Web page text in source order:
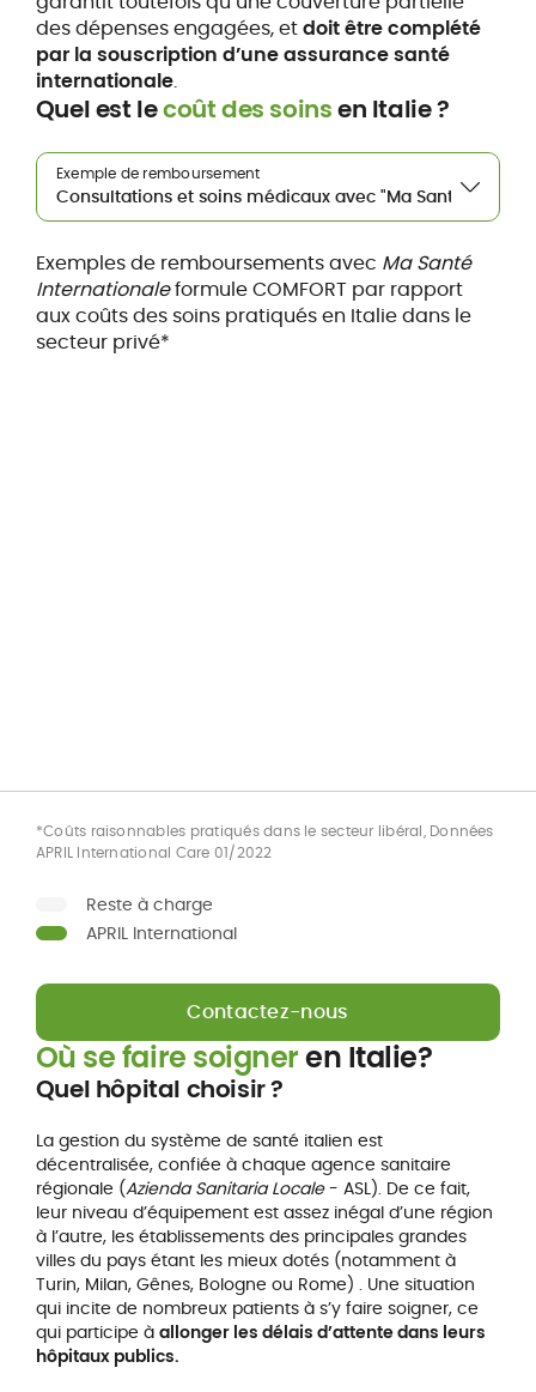
des dépenses engagées, etdoit être complété
par la souscription d’une assurance santé
internationale.
Quel est lecoût des soinsen Italie ?
Exemple de remboursement
Exemples de remboursements avec Ma Santé
Internationaleformule COMFORT par rapport
aux coûts des soins pratiqués en Italie dans le
secteur privé*
*Coûts raisonnables pratiqués dans le secteur libéral, Données
APRIL International Care 01/2022
Reste à charge
APRIL International
Contactez-nous
Où se faire soigneren Italie?
Quel hôpital choisir ?
La gestion du système de santé italien est
décentralisée, confiée à chaque agence sanitaire
régionale (Azienda Sanitaria Locale- ASL). De ce fait,
leur niveau d’équipement est assez inégal d’une région
à l’autre, les établissements des principales grandes
villes du pays étant les mieux dotés (notamment à
Turin, Milan, Gênes, Bologne ou Rome) . Une situation
qui incite de nombreux patients à s’y faire soigner, ce
qui participe à allonger les délais d’attente dans leurs
hôpitaux publics.